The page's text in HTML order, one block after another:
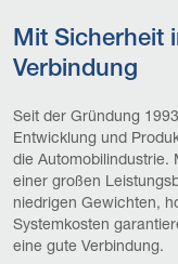
Mit Sicherheit
Verbindung
Seit der Gründung
Entwicklung und
die Automobilindustrie.
einer großen
niedrigen Gewichten,
Systemkosten
eine gute Verbindung.